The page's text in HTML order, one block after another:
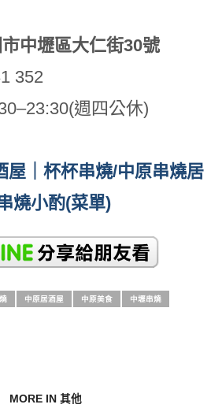
中壢區大仁街30號
352
週四公休)
屋｜杯杯串燒/中原串燒居
燒小酌(菜單)
中原居酒屋 中原美食 中壢串燒
MORE IN 其他